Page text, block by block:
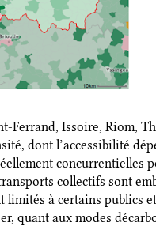
Ferrand, Issoire, Riom,
dont l’accessibilité
concurrentielles
collectifs sont
limités à certains publics
quant aux modes